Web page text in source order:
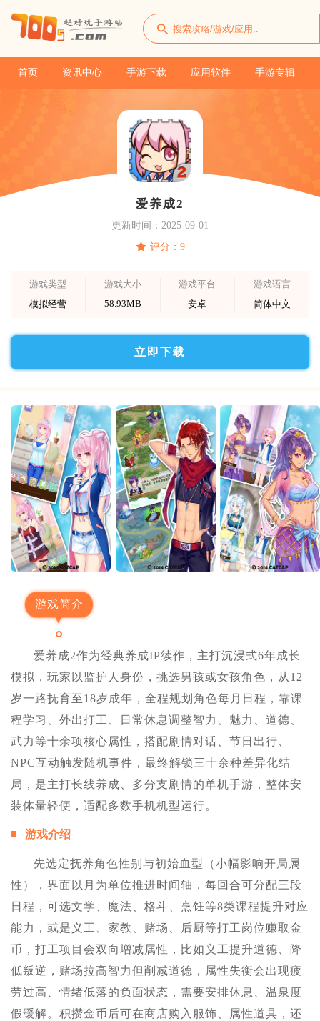
首页 资讯中心 手游下载 应用软件 手游专辑
爱养成2
更新时间：2025-09-01
评分：9
游戏类型
模拟经营
游戏大小
58.93MB
游戏平台
安卓
游戏语言
简体中文
立即下载
游戏简介
爱养成2作为经典养成IP续作，主打沉浸式6年成长
模拟，玩家以监护人身份，挑选男孩或女孩角色，从12
岁一路抚育至18岁成年，全程规划角色每月日程，靠课
程学习、外出打工、日常休息调整智力、魅力、道德、
武力等十余项核心属性，搭配剧情对话、节日出行、
NPC互动触发随机事件，最终解锁三十余种差异化结
局，是主打长线养成、多分支剧情的单机手游，整体安
装体量轻便，适配多数手机机型运行。
游戏介绍
先选定抚养角色性别与初始血型（小幅影响开局属
性），界面以月为单位推进时间轴，每回合可分配三段
日程，可选文学、魔法、格斗、烹饪等8类课程提升对应
能力，或是义工、家教、赌场、后厨等打工岗位赚取金
币，打工项目会双向增减属性，比如义工提升道德、降
低叛逆，赌场拉高智力但削减道德，属性失衡会出现疲
劳过高、情绪低落的负面状态，需要安排休息、温泉度
假缓解。积攒金币后可在商店购入服饰、属性道具，还